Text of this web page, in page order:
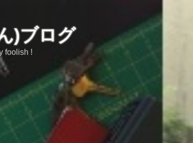
)ブログ
foolish !